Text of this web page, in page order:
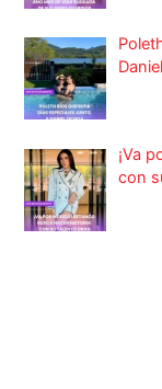
¡Va
con